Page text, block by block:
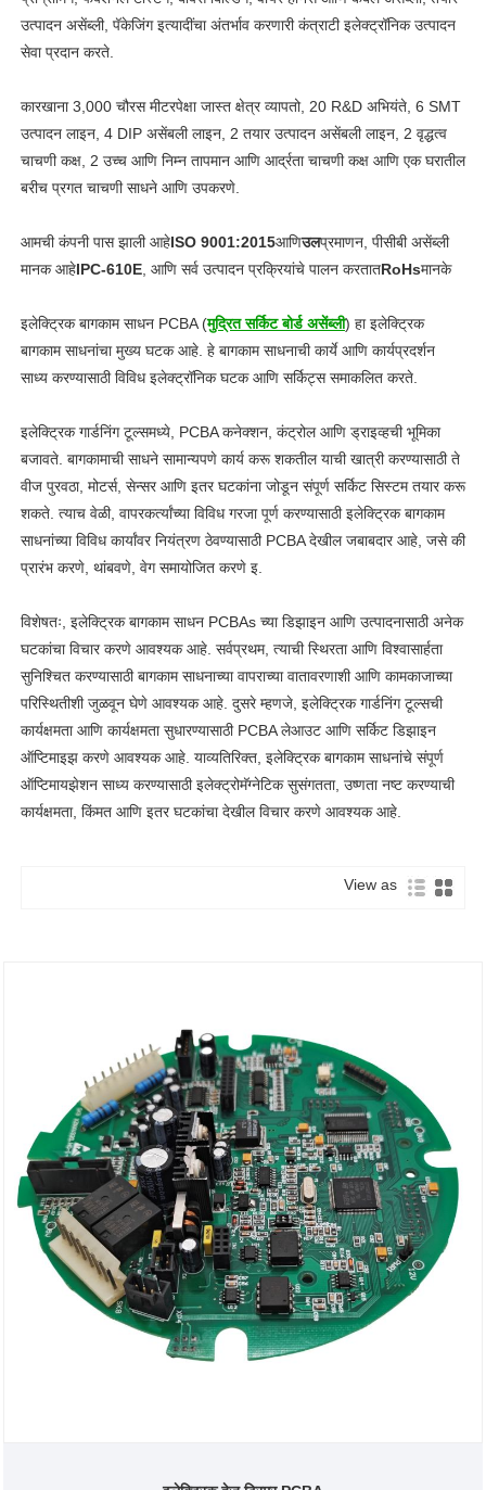
उत्पादन असेंब्ली, पॅकेजिंग इत्यादींचा अंतर्भाव करणारी कंत्राटी इलेक्ट्रॉनिक उत्पादन
सेवा प्रदान करते.
कारखाना 3,000 चौरस मीटरपेक्षा जास्त क्षेत्र व्यापतो, 20 R&D अभियंते, 6 SMT
उत्पादन लाइन, 4 DIP असेंबली लाइन, 2 तयार उत्पादन असेंबली लाइन, 2 वृद्धत्व
चाचणी कक्ष, 2 उच्च आणि निम्न तापमान आणि आर्द्रता चाचणी कक्ष आणि एक घरातील
बरीच प्रगत चाचणी साधने आणि उपकरणे.
आमची कंपनी पास झाली आहेISO 9001:2015आणिउलप्रमाणन, पीसीबी असेंब्ली
मानक आहेIPC-610E, आणि सर्व उत्पादन प्रक्रियांचे पालन करतातRoHsमानके
इलेक्ट्रिक बागकाम साधन PCBA (मुद्रित सर्किट बोर्ड असेंब्ली) हा इलेक्ट्रिक
बागकाम साधनांचा मुख्य घटक आहे. हे बागकाम साधनाची कार्ये आणि कार्यप्रदर्शन
साध्य करण्यासाठी विविध इलेक्ट्रॉनिक घटक आणि सर्किट्स समाकलित करते.
इलेक्ट्रिक गार्डनिंग टूल्समध्ये, PCBA कनेक्शन, कंट्रोल आणि ड्राइव्हची भूमिका
बजावते. बागकामाची साधने सामान्यपणे कार्य करू शकतील याची खात्री करण्यासाठी ते
वीज पुरवठा, मोटर्स, सेन्सर आणि इतर घटकांना जोडून संपूर्ण सर्किट सिस्टम तयार करू
शकते. त्याच वेळी, वापरकर्त्यांच्या विविध गरजा पूर्ण करण्यासाठी इलेक्ट्रिक बागकाम
साधनांच्या विविध कार्यांवर नियंत्रण ठेवण्यासाठी PCBA देखील जबाबदार आहे, जसे की
प्रारंभ करणे, थांबवणे, वेग समायोजित करणे इ.
विशेषतः, इलेक्ट्रिक बागकाम साधन PCBAs च्या डिझाइन आणि उत्पादनासाठी अनेक
घटकांचा विचार करणे आवश्यक आहे. सर्वप्रथम, त्याची स्थिरता आणि विश्वासार्हता
सुनिश्चित करण्यासाठी बागकाम साधनाच्या वापराच्या वातावरणाशी आणि कामकाजाच्या
परिस्थितीशी जुळवून घेणे आवश्यक आहे. दुसरे म्हणजे, इलेक्ट्रिक गार्डनिंग टूल्सची
कार्यक्षमता आणि कार्यक्षमता सुधारण्यासाठी PCBA लेआउट आणि सर्किट डिझाइन
ऑप्टिमाइझ करणे आवश्यक आहे. याव्यतिरिक्त, इलेक्ट्रिक बागकाम साधनांचे संपूर्ण
ऑप्टिमायझेशन साध्य करण्यासाठी इलेक्ट्रोमॅग्नेटिक सुसंगतता, उष्णता नष्ट करण्याची
कार्यक्षमता, किंमत आणि इतर घटकांचा देखील विचार करणे आवश्यक आहे.
View as